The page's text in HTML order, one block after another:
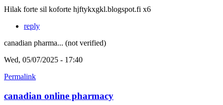
Hilak forte sil koforte hjftykxgkl.blogspot.fi x6
reply
canadian pharma... (not verified)
Wed, 05/07/2025 - 17:40
Permalink
canadian online pharmacy